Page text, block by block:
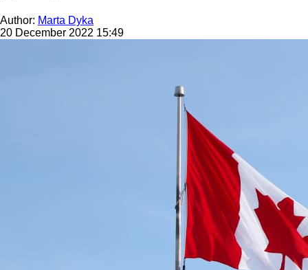
Author: Marta Dyka
20 December 2022 15:49